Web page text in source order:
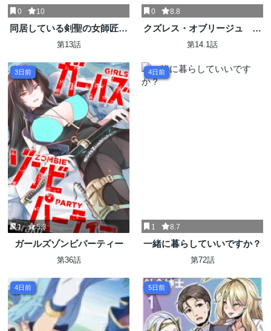
0 10
同居している剣聖の女師匠が
可愛すぎて毎日幸せです
第13話
0 8.8
クズレス・オブリージュ 18
禁ゲー世界のクズ悪役に転生
の力でどうしてもモブ人生を
つかみ取りたい
第14.1話
3日前
1 5.3
ガールズゾンビパーティー
第36話
4日前
1 8.7
一緒に暮らしていいですか？
第72話
4日前 5日前